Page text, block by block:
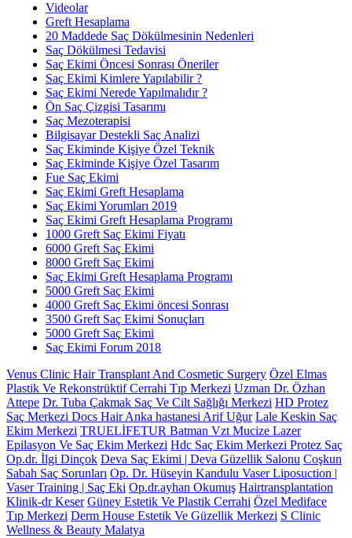
Videolar
Greft Hesaplama
20 Maddede Saç Dökülmesinin Nedenleri
Saç Dökülmesi Tedavisi
Saç Ekimi Öncesi Sonrası Öneriler
Saç Ekimi Kimlere Yapılabilir ?
Saç Ekimi Nerede Yapılmalıdır ?
Ön Saç Çizgisi Tasarımı
Saç Mezoterapisi
Bilgisayar Destekli Saç Analizi
Saç Ekiminde Kişiye Özel Teknik
Saç Ekiminde Kişiye Özel Tasarım
Fue Saç Ekimi
Saç Ekimi Greft Hesaplama
Saç Ekimi Yorumları 2019
Saç Ekimi Greft Hesaplama Programı
1000 Greft Saç Ekimi Fiyatı
6000 Greft Saç Ekimi
8000 Greft Saç Ekimi
Saç Ekimi Greft Hesaplama Programı
5000 Greft Saç Ekimi
4000 Greft Saç Ekimi öncesi Sonrası
3500 Greft Saç Ekimi Sonuçları
5000 Greft Saç Ekimi
Saç Ekimi Forum 2018
Venus Clinic Hair Transplant And Cosmetic Surgery Özel Elmas
Plastik Ve Rekonstrüktif Cerrahi Tıp Merkezi Uzman Dr. Özhan
Attepe Dr. Tuba Çakmak Saç Ve Cilt Sağlığı Merkezi HD Protez
Saç Merkezi Docs Hair Anka hastanesi Arif Uğur Lale Keskin Saç
Ekim Merkezi TRUELİFETUR Batman Vzt Mucize Lazer
Epilasyon Ve Saç Ekim Merkezi Hdc Saç Ekim Merkezi Protez Saç
Op.dr. İlgi Dinçok Deva Saç Ekimi | Deva Güzellik Salonu Coşkun
Sabah Saç Sorunları Op. Dr. Hüseyin Kandulu Vaser Liposuction |
Vaser Training | Saç Eki Op.dr.ayhan Okumuş Hairtransplantation
Klinik-dr Keser Güney Estetik Ve Plastik Cerrahi Özel Mediface
Tıp Merkezi Derm House Estetik Ve Güzellik Merkezi S Clinic
Wellness & Beauty Malatya